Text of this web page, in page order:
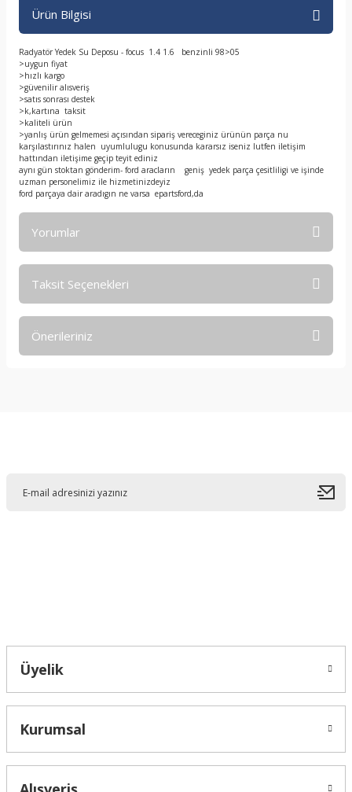
Ürün Bilgisi
Radyatör Yedek Su Deposu - focus 1.4 1.6 benzinli 98>05
>uygun fiyat
>hızlı kargo
>güvenilir alısveriş
>satıs sonrası destek
>k,kartına taksit
>kaliteli ürün
>yanlış ürün gelmemesi açısından sipariş vereceginiz ürünün parça nu
karşılastırınız halen uyumlulugu konusunda kararsız iseniz lutfen iletişim
hattından iletişime geçip teyit ediniz
aynı gün stoktan gönderim- ford aracların geniş yedek parça çesitliligi ve işinde
uzman personelimiz ile hizmetinizdeyiz
ford parçaya dair aradıgın ne varsa epartsford,da
Yorumlar
Taksit Seçenekleri
Önerileriniz
Üyelik
Kurumsal